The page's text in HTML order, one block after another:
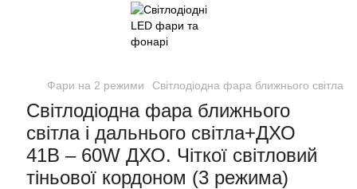
Фари на 2 режими Світлодіодна фара ближнього світла
Світлодіодна фара ближнього
світла і дальнього світла+ДХО
41B – 60W ДХО. Чіткої світловий
тіньової кордоном (3 режима)